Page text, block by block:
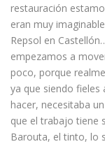
restauración
eran muy
Repsol en
empezamos a
poco, porque
ya que siendo fieles
hacer, necesitaba
que el trabajo tiene
Barouta, el tinto, lo